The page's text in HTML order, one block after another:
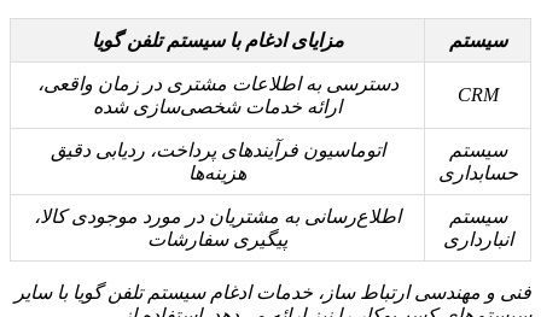
سیستم مزایای ادغام با سیستم تلفن گویا
CRM
دسترسی به اطلاعات مشتری در زمان واقعی،
ارائه خدمات شخصی‌سازی شده
سیستم
حسابداری
اتوماسیون فرآیندهای پرداخت، ردیابی دقیق
هزینه‌ها
سیستم
انبارداری
اطلاع‌رسانی به مشتریان در مورد موجودی کالا،
پیگیری سفارشات
فنی و مهندسی ارتباط ساز، خدمات ادغام سیستم تلفن گویا با سایر